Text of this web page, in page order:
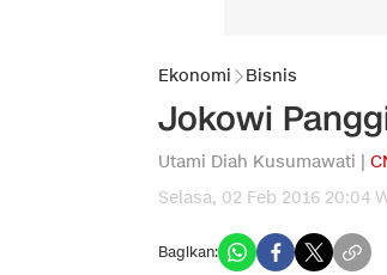
Ekonomi Bisnis
Jokowi
Utami Diah Kusumawati |
Selasa, 02 Feb 2016 20:04
Bagikan: